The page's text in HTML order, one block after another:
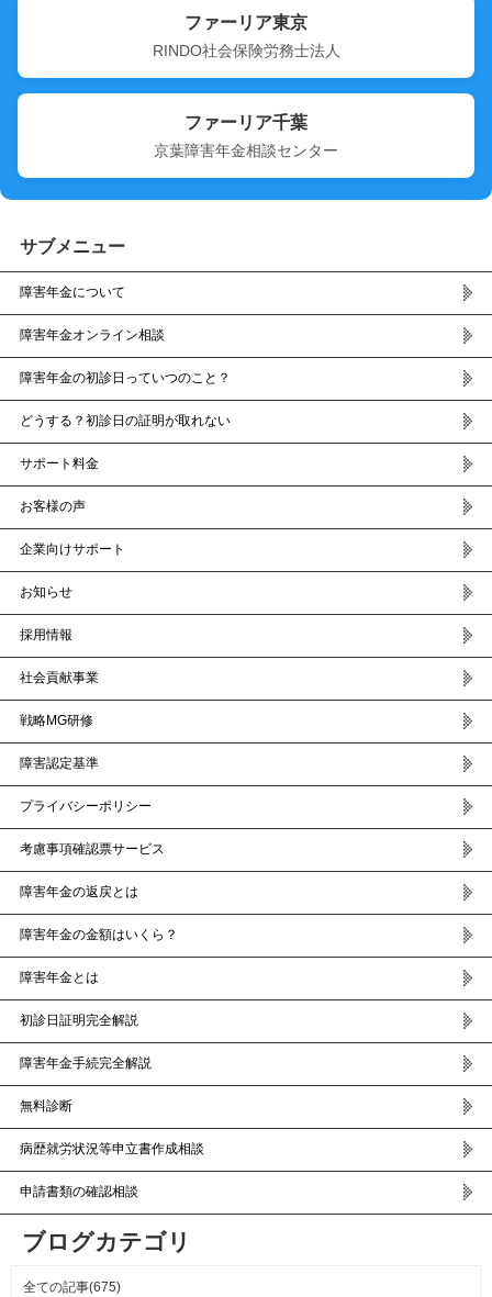
ファーリア東京
RINDO社会保険労務士法人
ファーリア千葉
京葉障害年金相談センター
サブメニュー
障害年金について
障害年金オンライン相談
障害年金の初診日っていつのこと？
どうする？初診日の証明が取れない
サポート料金
お客様の声
企業向けサポート
お知らせ
採用情報
社会貢献事業
戦略MG研修
障害認定基準
プライバシーポリシー
考慮事項確認票サービス
障害年金の返戻とは
障害年金の金額はいくら？
障害年金とは
初診日証明完全解説
障害年金手続完全解説
無料診断
病歴就労状況等申立書作成相談
申請書類の確認相談
ブログカテゴリ
全ての記事(675)